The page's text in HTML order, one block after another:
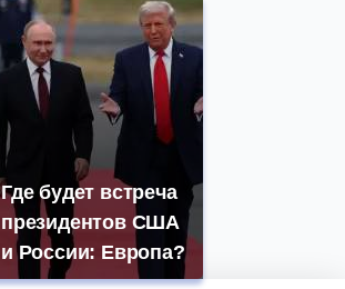
Где будет встреча
президентов США
и России: Европа?